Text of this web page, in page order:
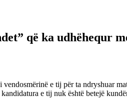
që ka udhëhequr
e tij për ta ndryshuar
e tij nuk është betejë